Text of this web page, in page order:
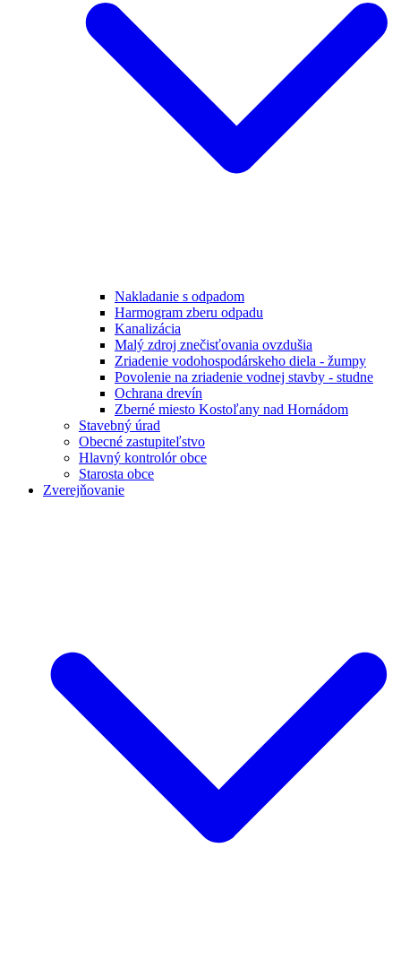
Nakladanie s odpadom
Harmogram zberu odpadu
Kanalizácia
Malý zdroj znečisťovania ovzdušia
Zriadenie vodohospodárskeho diela - žumpy
Povolenie na zriadenie vodnej stavby - studne
Ochrana drevín
Zberné miesto Kostoľany nad Hornádom
Stavebný úrad
Obecné zastupiteľstvo
Hlavný kontrolór obce
Starosta obce
Zverejňovanie